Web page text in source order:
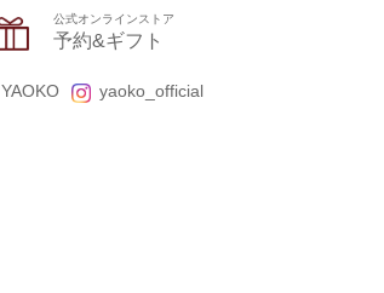
公式オンラインストア
予約&ギフト
YAOKO yaoko_official